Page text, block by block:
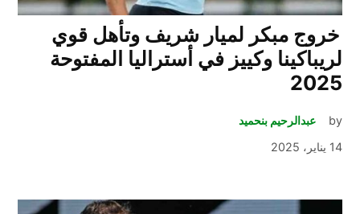
خروج مبكر لميار شريف وتأهل قوي
لريباكينا وكييز في أستراليا المفتوحة
2025
by
عبدالرحيم بنحميد
14 يناير، 2025